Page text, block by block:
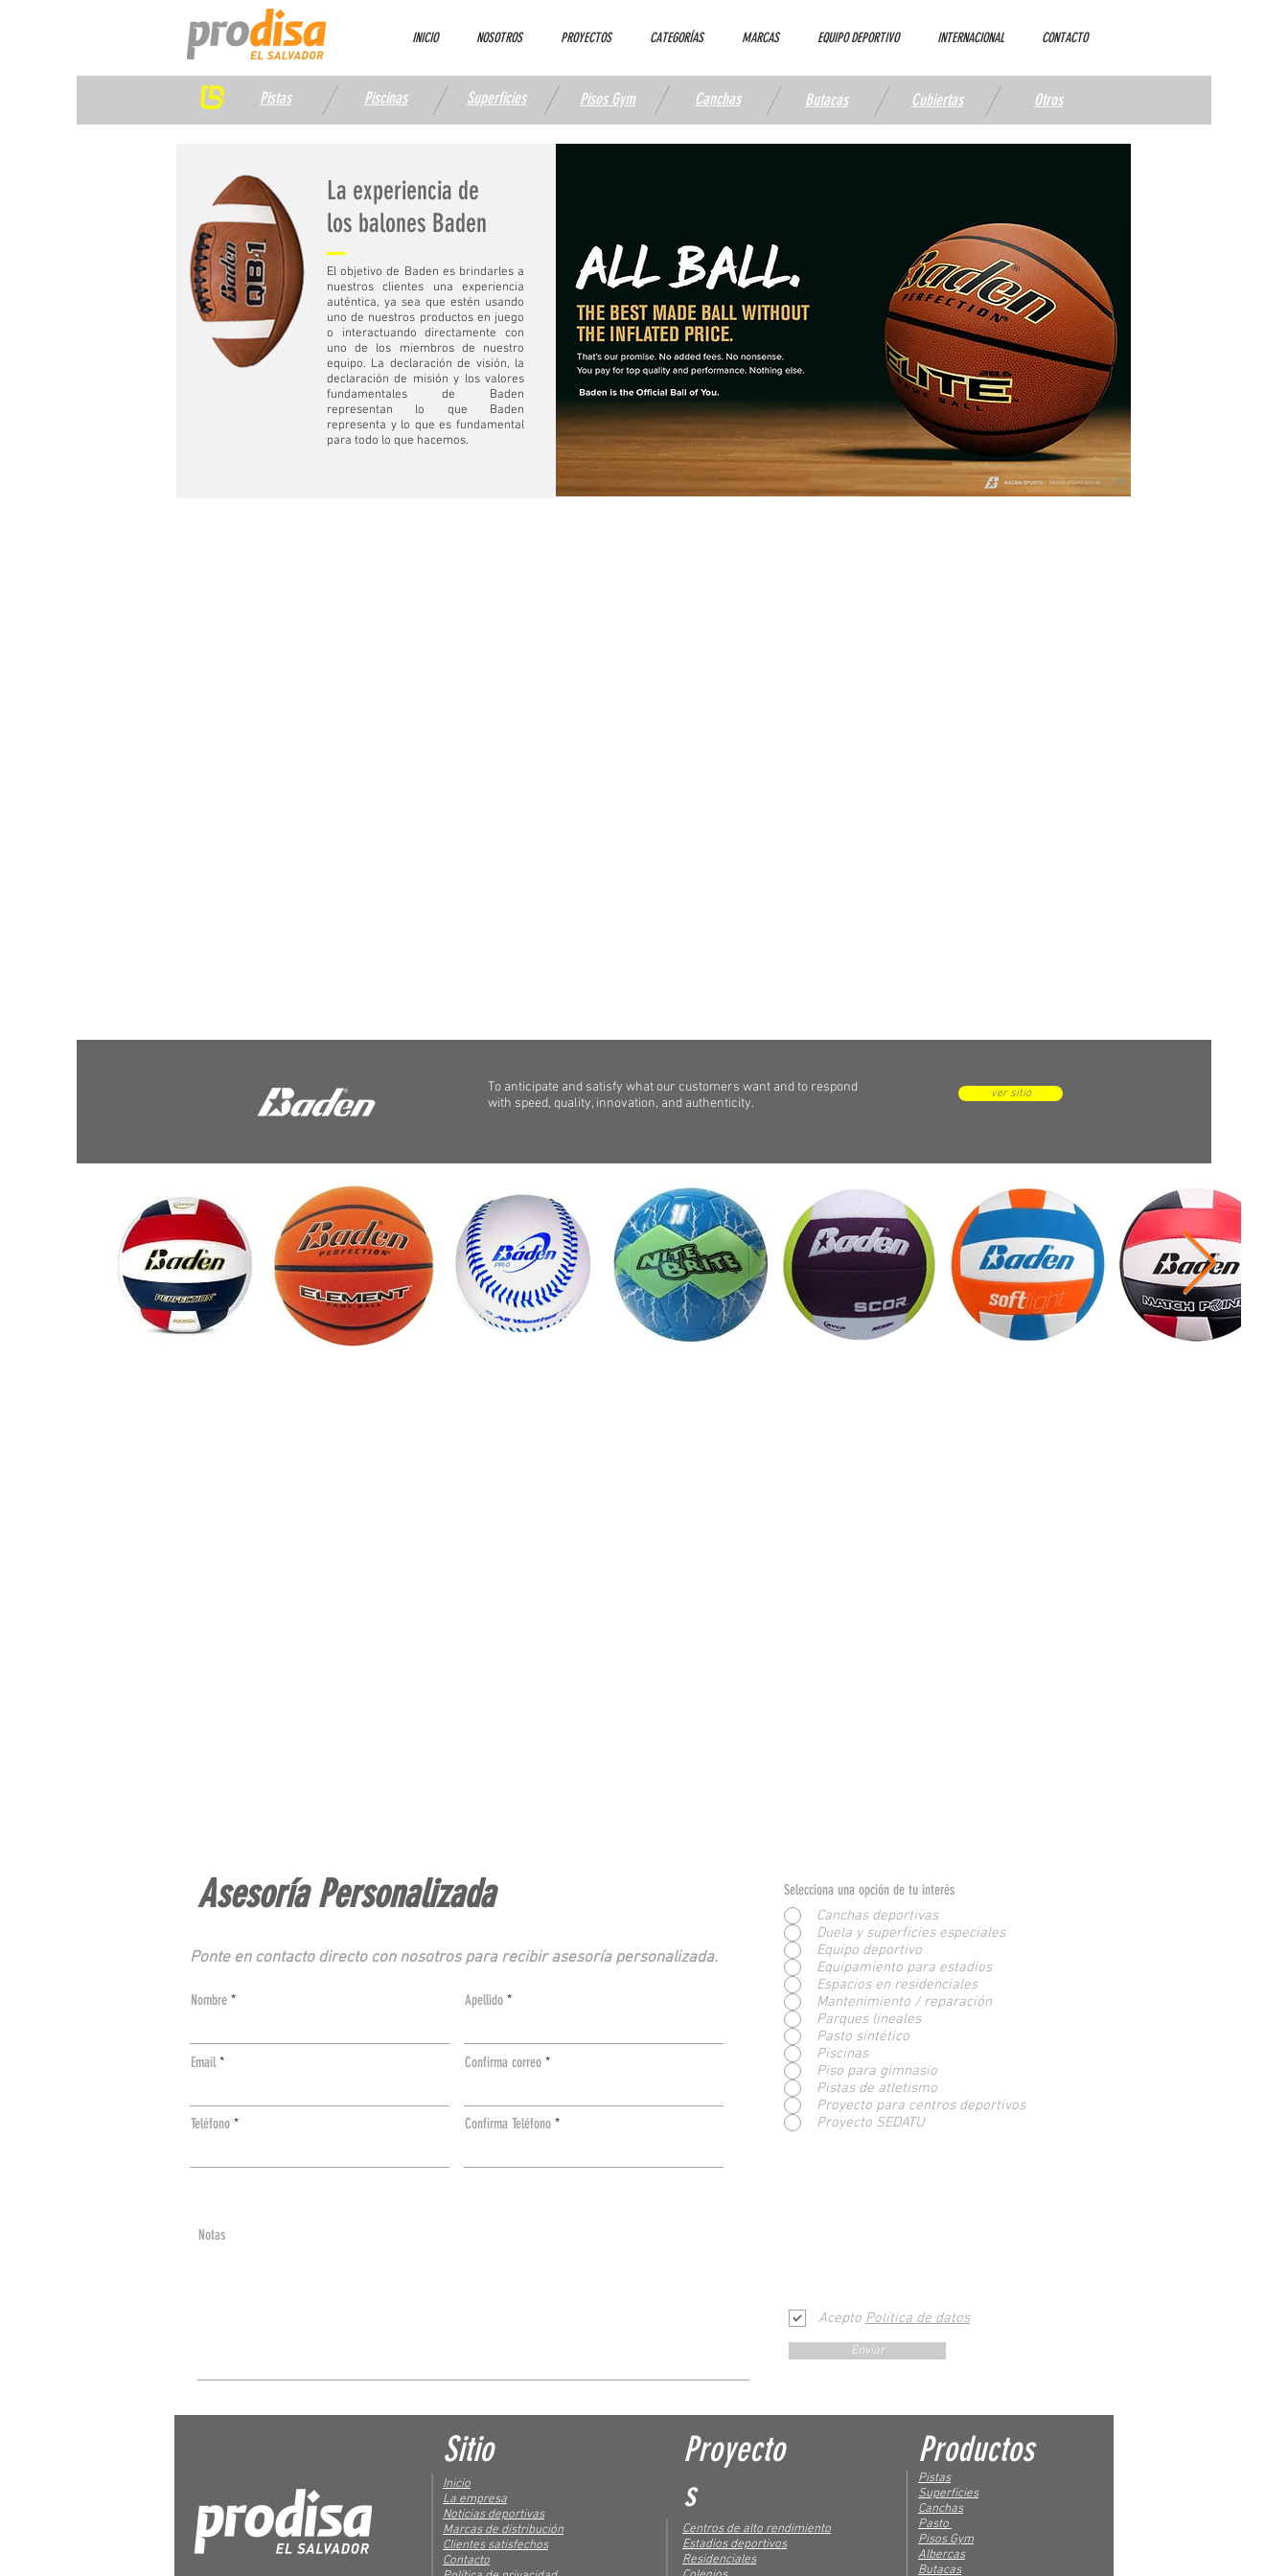
INICIO NOSOTROS PROYECTOS CATEGORÍAS MARCAS EQUIPO DEPORTIVO INTERNACIONAL CONTACTO
Pistas Piscinas Superficies Pisos Gym Canchas Butacas Cubiertas Otros
La experiencia de
los balones Baden
El objetivo de Baden es brindarles a
nuestros clientes una experiencia
auténtica, ya sea que estén usando
uno de nuestros productos en juego
o interactuando directamente con
uno de los miembros de nuestro
equipo. La declaración de visión, la
declaración de misión y los valores
fundamentales de Baden
representan lo que Baden
representa y lo que es fundamental
para todo lo que hacemos.
To anticipate and satisfy what our customers want and to respond
with speed, quality, innovation, and authenticity.
ver sitio
Asesoría Personalizada
Ponte en contacto directo con nosotros para recibir asesoría personalizada.
Nombre Apellido
Email Confirma correo
Teléfono Confirma Teléfono
Notas
Selecciona una opción de tu interés
Canchas deportivas
Duela y superficies especiales
Equipo deportivo
Equipamiento para estadios
Espacios en residenciales
Mantenimiento / reparación
Parques lineales
Pasto sintético
Piscinas
Piso para gimnasio
Pistas de atletismo
Proyecto para centros deportivos
Proyecto SEDATU
Acepto Política de datos
Enviar
Sitio
Inicio
La empresa
Noticias deportivas
Marcas de distribución
Clientes satisfechos
Contacto
Proyecto
s
Centros de alto rendimiento
Estadios deportivos
Residenciales
Pistas
Superficies
Canchas
Pasto
Pisos Gym
Albercas
Butacas
Productos